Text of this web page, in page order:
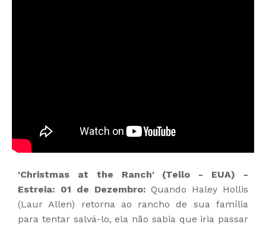
'Christmas at the Ranch' (Tello - EUA) -
Estreia: 01 de Dezembro:Quando Haley Hollis
(Laur Allen) retorna ao rancho de sua família
para tentar salvá-lo, ela não sabia que iria passar